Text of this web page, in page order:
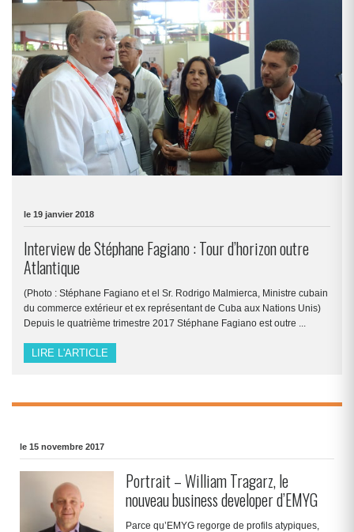
le 19 janvier 2018
Interview de Stéphane Fagiano : Tour d’horizon outre
Atlantique
(Photo : Stéphane Fagiano et el Sr. Rodrigo Malmierca, Ministre cubain
du commerce extérieur et ex représentant de Cuba aux Nations Unis)
Depuis le quatrième trimestre 2017 Stéphane Fagiano est outre ...
LIRE L'ARTICLE
le 15 novembre 2017
Portrait – William Tragarz, le
nouveau business developer d’EMYG
Parce qu’EMYG regorge de profils atypiques,